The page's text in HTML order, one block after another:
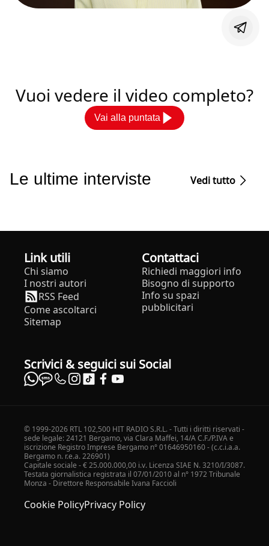
Vuoi vedere il video completo?
Vai alla puntata
Le ultime interviste Vedi tutto
Link utili
Chi siamo
I nostri autori
RSS Feed
Come ascoltarci
Sitemap
Contattaci
Richiedi maggiori info
Bisogno di supporto
Info su spazi
pubblicitari
Scrivici & seguici sui Social
© 1999-2026 RTL 102,500 HIT RADIO S.R.L. - Tutti i diritti riservati -
sede legale: 24121 Bergamo, via Clara Maffei, 14/A C.F./P.IVA e
iscrizione Registro Imprese Bergamo n° 01646950160 - (c.c.i.a.a.
Bergamo n. r.e.a. 226901)
Capitale sociale - € 25.000.000,00 i.v. Licenza SIAE N. 3210/I/3087.
Testata giornalistica registrata il 07/01/2010 al n° 1972 Tribunale
Monza - Direttore Responsabile Ivana Faccioli
Cookie PolicyPrivacy Policy